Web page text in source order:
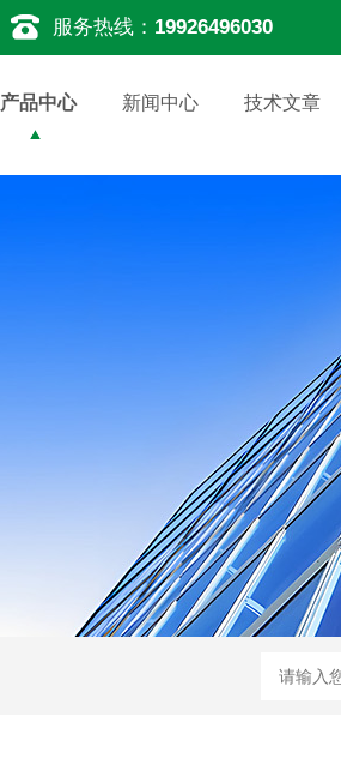
服务热线： 19926496030
产品中心 新闻中心 技术文章